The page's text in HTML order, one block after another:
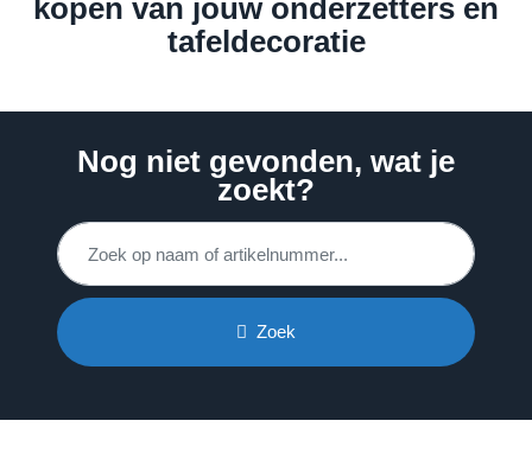
kopen van jouw onderzetters en
tafeldecoratie
Nog niet gevonden, wat je
zoekt?
Zoek